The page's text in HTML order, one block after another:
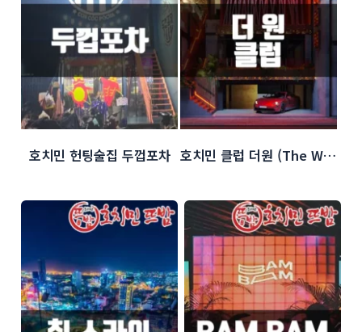
호치민 헌팅술집 두껍포차 호치민 클럽 더원 (The WANN)